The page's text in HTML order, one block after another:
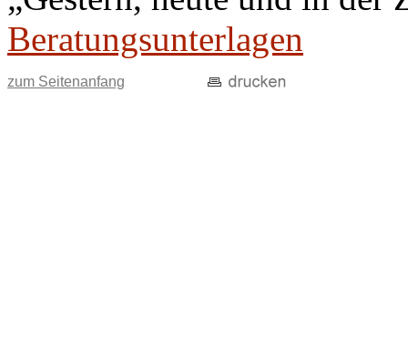
Beratungsunterlagen
zum Seitenanfang